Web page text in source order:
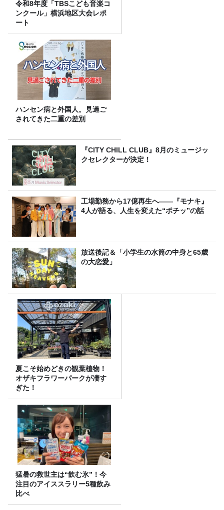
令和8年度「TBSこども音楽コ
ンクール」横浜地区大会レポ
ート
ハンセン病と外国人。見過ご
されてきた二重の差別
『CITY CHILL CLUB』8月のミュージッ
クセレクターが決定！
工場勤務から17億再生へ——『モナキ』
4人が語る、人生を変えた“ポチッ”の話
放送後記＆「小学生の水筒の中身と65歳
の大恋愛」
夏こそ始めどきの観葉植物！
オザキフラワーパークが凄す
ぎた！
猛暑の救世主は“飲む氷”！今
注目のアイススラリー5種飲み
比べ